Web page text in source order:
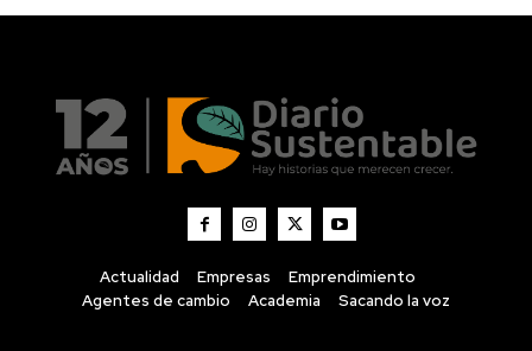
Actualidad Empresas
Emprendimiento
Agentes de cambio
Academia Sacando la voz